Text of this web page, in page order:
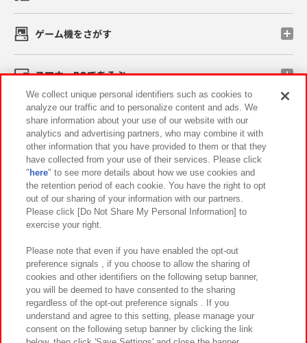
ゲーム機をさがす
スマホ・PCであそぶ
イベント・キャンペーン
関連会社 サステナビリティ サイトポリシー
プライバシーポリシー ウェブアクセシビリティ方針と検証結果
お取引先さまとともに
カスタマーハラスメント対応方針 よくあるご質問・お問い合わせ
We collect unique personal identifiers such as cookies to
analyze our traffic and to personalize content and ads. We
share information about your use of our website with our
analytics and advertising partners, who may combine it with
other information that you have provided to them or that they
have collected from your use of their services. Please click
" here" to see more details about how we use cookies and
the retention period of each cookie. You have the right to opt
out of our sharing of your information with our partners.
Please click [Do Not Share My Personal Information] to
exercise your right.
Please note that even if you have enabled the opt-out
preference signals , if you choose to allow the sharing of
cookies and other identifiers on the following setup banner,
you will be deemed to have consented to the sharing
regardless of the opt-out preference signals . If you
understand and agree to this setting, please manage your
consent on the following setup banner by clicking the link